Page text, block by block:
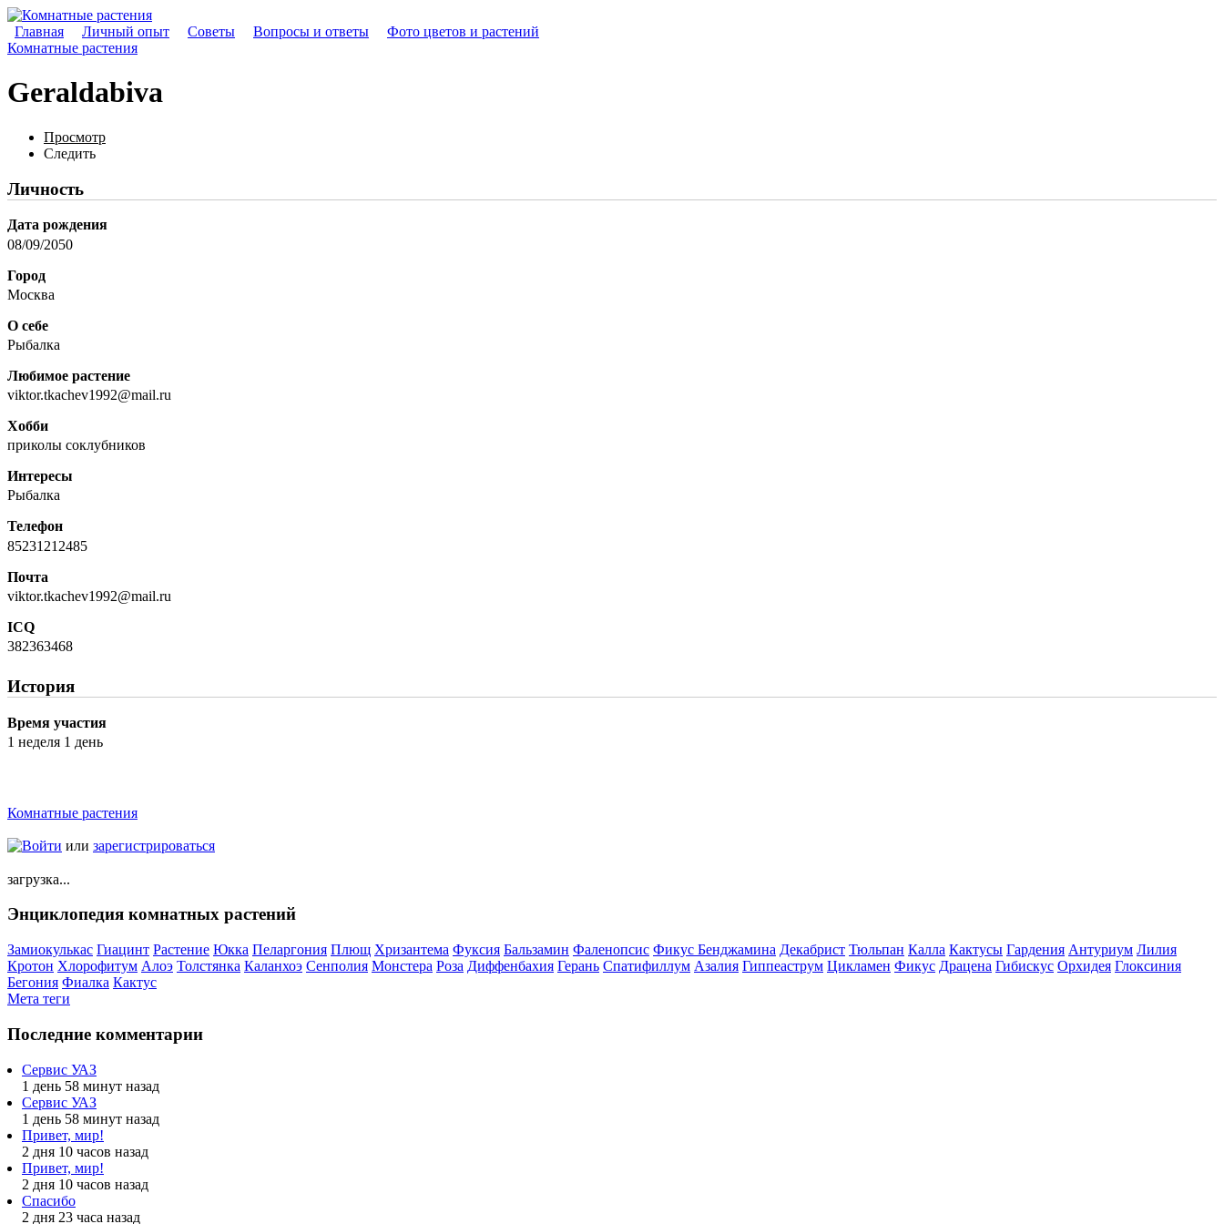
Главная Личный опыт Советы Вопросы и ответы
Фото цветов и растений
Комнатные растения
Geraldabiva
Просмотр
Следить
Личность
Дата рождения
08/09/2050
Город
Москва
О себе
Рыбалка
Любимое растение
viktor.tkachev1992@mail.ru
Хобби
приколы соклубников
Интересы
Рыбалка
Телефон
85231212485
Почта
viktor.tkachev1992@mail.ru
ICQ
382363468
История
Время участия
1 неделя 1 день
Комнатные растения
Войти или зарегистрироваться
загрузка...
Энциклопедия комнатных растений
Замиокулькас Гиацинт Растение Юкка Пеларгония Плющ Хризантема Фуксия Бальзамин Фаленопсис Фикус Бенджамина Декабрист Тюльпан Калла Кактусы Гардения Антуриум Лилия
Кротон Хлорофитум Алоэ Толстянка Каланхоэ Сенполия Монстера Роза Диффенбахия Герань Спатифиллум Азалия Гиппеаструм Цикламен Фикус Драцена Гибискус Орхидея Глоксиния
Бегония Фиалка Кактус
Мета теги
Последние комментарии
Сервис УАЗ
1 день 58 минут назад
Сервис УАЗ
1 день 58 минут назад
Привет, мир!
2 дня 10 часов назад
Привет, мир!
2 дня 10 часов назад
Спасибо
2 дня 23 часа назад